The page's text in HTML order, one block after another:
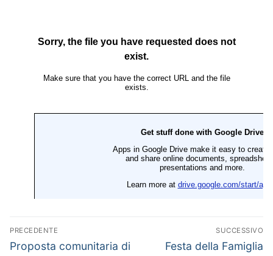
Navigazione
articoli
PRECEDENTE
Articolo
Proposta comunitaria di
SUCCESSIVO
Articolo
Festa della Famiglia